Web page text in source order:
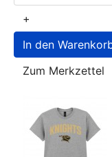
+
Zum Merkzettel